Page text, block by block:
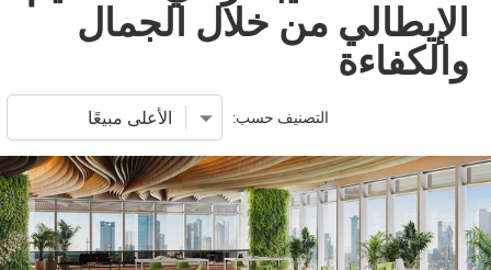
الإيطالي من خلال الجمال
والكفاءة
التصنيف حسب: